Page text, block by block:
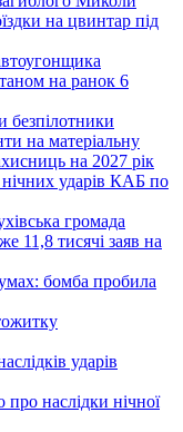
на цвинтар під
на ранок 6
безпілотники
на матеріальну
на 2027 рік
нічних ударів КАБ по
громада
11,8 тисячі заяв на
бомба пробила
ударів
наслідки нічної